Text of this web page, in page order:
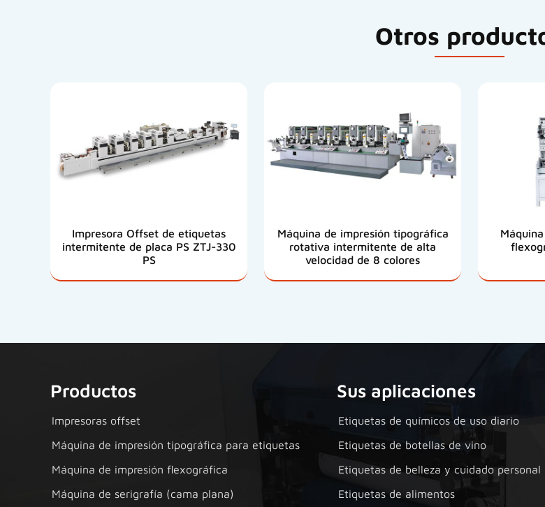
Otros
Impresora Offset de etiquetas
intermitente de placa PS ZTJ-330
PS
Máquina de impresión tipográfica
rotativa intermitente de alta
velocidad de 8 colores
Productos
Impresoras offset
Máquina de impresión tipográfica para etiquetas
Máquina de impresión flexográfica
Máquina de serigrafía (cama plana)
Sus aplicaciones
Etiquetas de químicos de uso diario
Etiquetas de botellas de vino
Etiquetas de belleza y cuidado personal
Etiquetas de alimentos